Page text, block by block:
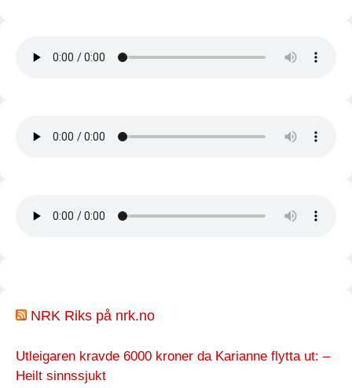
NRK Riks på nrk.no
Utleigaren kravde 6000 kroner da Karianne flytta ut: –
Heilt sinnssjukt